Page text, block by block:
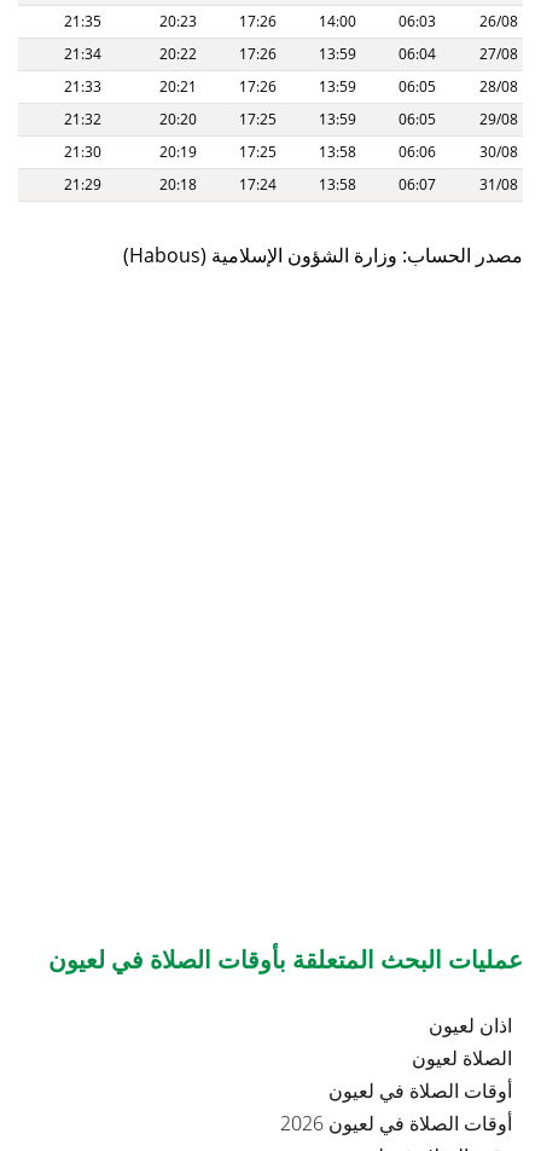
26/08
06:03
14:00
17:26
20:23
21:35
27/08
06:04
13:59
17:26
20:22
21:34
28/08
06:05
13:59
17:26
20:21
21:33
29/08
06:05
13:59
17:25
20:20
21:32
30/08
06:06
13:58
17:25
20:19
21:30
31/08
06:07
13:58
17:24
20:18
21:29
(Habous) مصدر الحساب: وزارة الشؤون الإسلامية
عمليات البحث المتعلقة بأوقات الصلاة في لعيون
اذان لعيون
الصلاة لعيون
أوقات الصلاة في لعيون
أوقات الصلاة في لعيون 2026